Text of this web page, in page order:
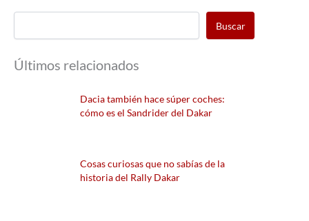
Buscar
Últimos relacionados
Dacia también hace súper coches:
cómo es el Sandrider del Dakar
Cosas curiosas que no sabías de la
historia del Rally Dakar